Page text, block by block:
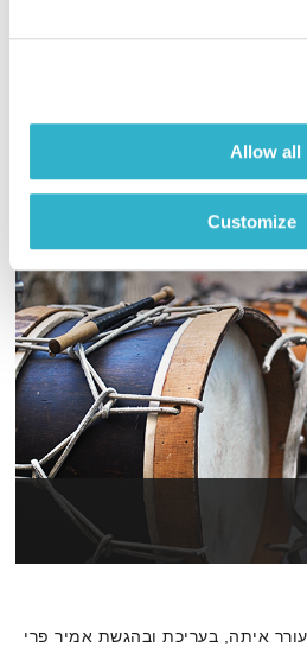
Allow all
Customize
איתה, בעריכת ובהגשת אמיר פרי